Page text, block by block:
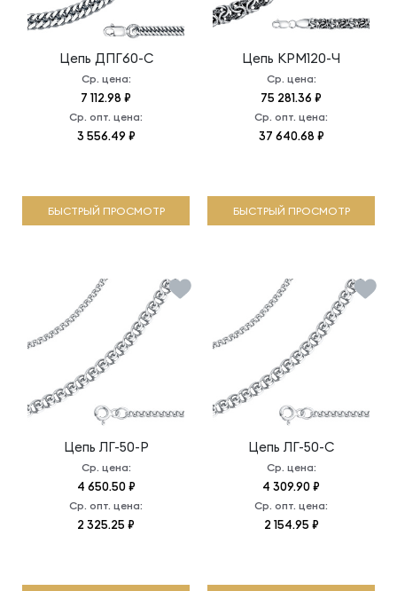
Цепь ДПГ60-С
Ср. цена:
7 112.98 ₽
Ср. опт. цена:
3 556.49 ₽
БЫСТРЫЙ ПРОСМОТР
Цепь КРМ120-Ч
Ср. цена:
75 281.36 ₽
Ср. опт. цена:
37 640.68 ₽
БЫСТРЫЙ ПРОСМОТР
Цепь ЛГ-50-Р
Ср. цена:
4 650.50 ₽
Ср. опт. цена:
2 325.25 ₽
Цепь ЛГ-50-С
Ср. цена:
4 309.90 ₽
Ср. опт. цена:
2 154.95 ₽